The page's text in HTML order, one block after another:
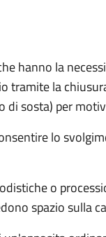
hanno la
tramite la
di sosta) per
lo
o
spazio sulla